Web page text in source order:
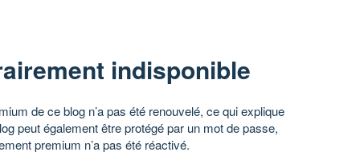
indisponible
de ce blog n’a pas été renouvelé, ce qui explique
peut également être protégé par un mot de passe,
premium n’a pas été réactivé.